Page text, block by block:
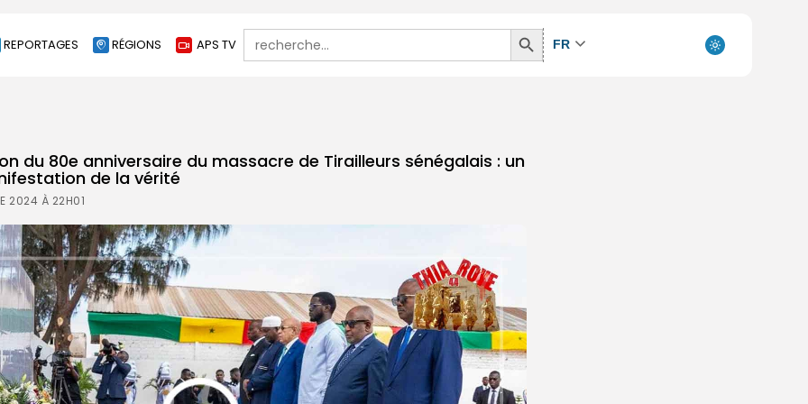
REPORTAGES RÉGIONS APS TV
Search
for:
Search
Button
FR
du 80e anniversaire du massacre de Tirailleurs sénégalais : un
de la vérité
2024 À 22H01